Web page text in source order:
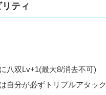
ティ
八双Lv+1(最大8/消去不可)
自分が必ずトリプルアタック